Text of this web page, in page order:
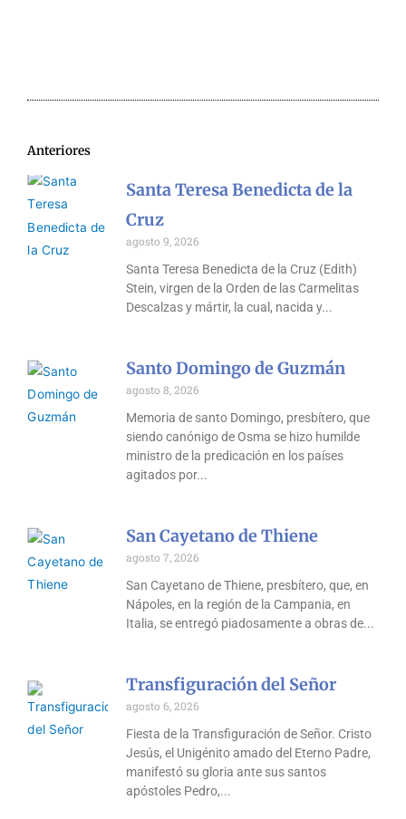
Anteriores
Santa Teresa Benedicta de la
Cruz
agosto 9, 2026
Santa Teresa Benedicta de la Cruz (Edith)
Stein, virgen de la Orden de las Carmelitas
Descalzas y mártir, la cual, nacida y
Santo Domingo de Guzmán
agosto 8, 2026
Memoria de santo Domingo, presbítero, que
siendo canónigo de Osma se hizo humilde
ministro de la predicación en los países
agitados por
San Cayetano de Thiene
agosto 7, 2026
San Cayetano de Thiene, presbítero, que, en
Nápoles, en la región de la Campania, en
Italia, se entregó piadosamente a obras de
Transfiguración del Señor
agosto 6, 2026
Fiesta de la Transfiguración de Señor. Cristo
Jesús, el Unigénito amado del Eterno Padre,
manifestó su gloria ante sus santos
apóstoles Pedro,